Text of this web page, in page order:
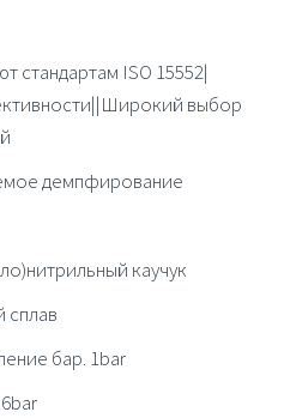
стандартам ISO 15552|
выбор
демпфирование
каучук
бар. 1bar